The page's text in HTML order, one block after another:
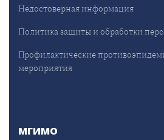
Недостоверная информация
Политика защиты и обработки
Профилактические
мероприятия
МГИМО